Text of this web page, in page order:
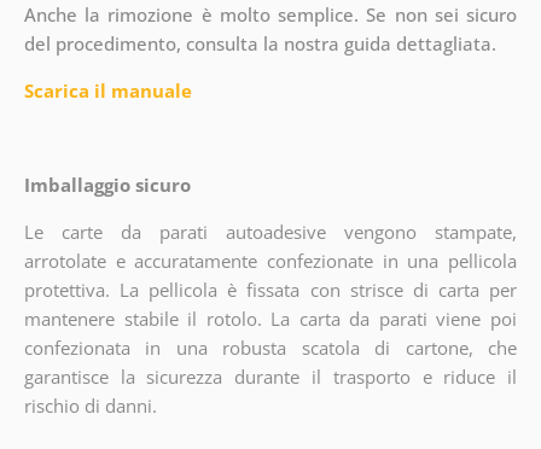
Anche la rimozione è molto semplice. Se non sei sicuro
del procedimento, consulta la nostra guida dettagliata.
Scarica il manuale
Imballaggio sicuro
Le carte da parati autoadesive vengono stampate,
arrotolate e accuratamente confezionate in una pellicola
protettiva. La pellicola è fissata con strisce di carta per
mantenere stabile il rotolo. La carta da parati viene poi
confezionata in una robusta scatola di cartone, che
garantisce la sicurezza durante il trasporto e riduce il
rischio di danni.